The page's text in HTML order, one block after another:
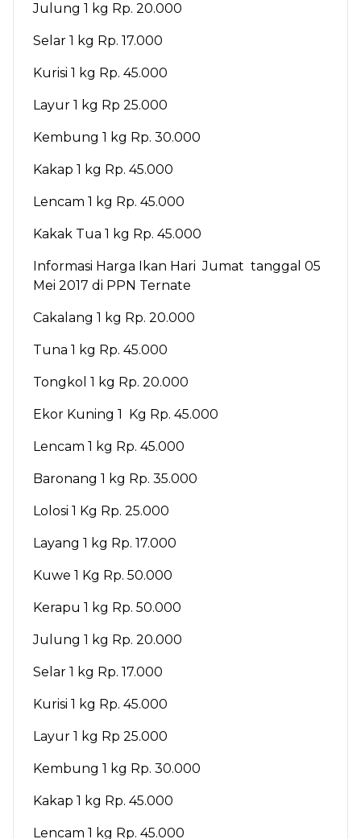
Julung 1 kg Rp. 20.000
Selar 1 kg Rp. 17.000
Kurisi 1 kg Rp. 45.000
Layur 1 kg Rp 25.000
Kembung 1 kg Rp. 30.000
Kakap 1 kg Rp. 45.000
Lencam 1 kg Rp. 45.000
Kakak Tua 1 kg Rp. 45.000
Informasi Harga Ikan Hari Jumat tanggal 05
Mei 2017 di PPN Ternate
Cakalang 1 kg Rp. 20.000
Tuna 1 kg Rp. 45.000
Tongkol 1 kg Rp. 20.000
Ekor Kuning 1 Kg Rp. 45.000
Lencam 1 kg Rp. 45.000
Baronang 1 kg Rp. 35.000
Lolosi 1 Kg Rp. 25.000
Layang 1 kg Rp. 17.000
Kuwe 1 Kg Rp. 50.000
Kerapu 1 kg Rp. 50.000
Julung 1 kg Rp. 20.000
Selar 1 kg Rp. 17.000
Kurisi 1 kg Rp. 45.000
Layur 1 kg Rp 25.000
Kembung 1 kg Rp. 30.000
Kakap 1 kg Rp. 45.000
Lencam 1 kg Rp. 45.000